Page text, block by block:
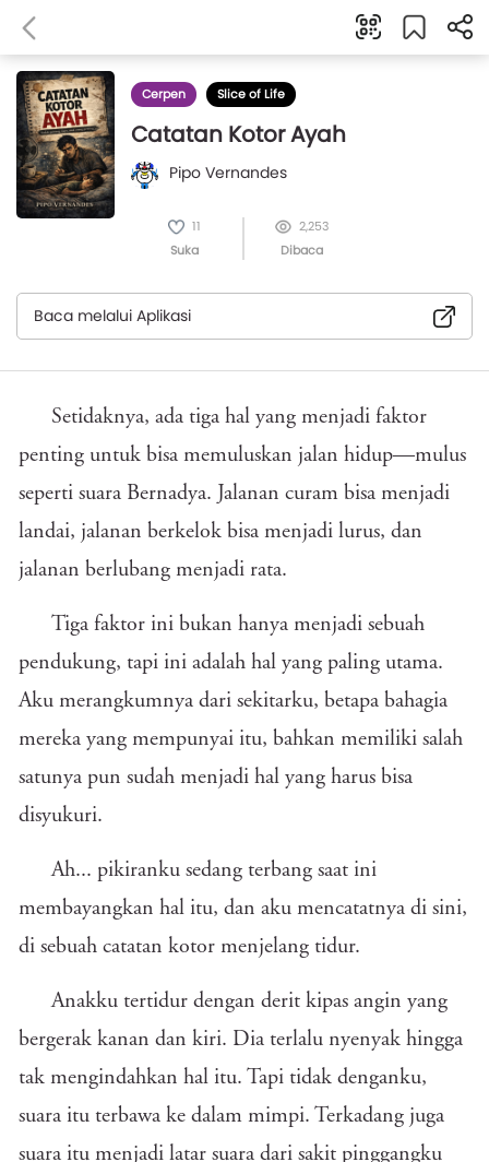
Cerpen Slice of Life
Catatan Kotor Ayah
Pipo Vernandes
11
Suka
2,253
Dibaca
Baca melalui Aplikasi
Setidaknya, ada tiga hal yang menjadi faktor
penting untuk bisa memuluskan jalan hidup—mulus
seperti suara Bernadya. Jalanan curam bisa menjadi
landai, jalanan berkelok bisa menjadi lurus, dan
jalanan berlubang menjadi rata.
Tiga faktor ini bukan hanya menjadi sebuah
pendukung, tapi ini adalah hal yang paling utama.
Aku merangkumnya dari sekitarku, betapa bahagia
mereka yang mempunyai itu, bahkan memiliki salah
satunya pun sudah menjadi hal yang harus bisa
disyukuri.
Ah... pikiranku sedang terbang saat ini
membayangkan hal itu, dan aku mencatatnya di sini,
di sebuah catatan kotor menjelang tidur.
Anakku tertidur dengan derit kipas angin yang
bergerak kanan dan kiri. Dia terlalu nyenyak hingga
tak mengindahkan hal itu. Tapi tidak denganku,
suara itu terbawa ke dalam mimpi. Terkadang juga
suara itu menjadi latar suara dari sakit pinggangku